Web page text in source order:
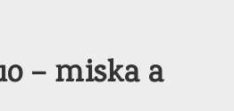
– miska a